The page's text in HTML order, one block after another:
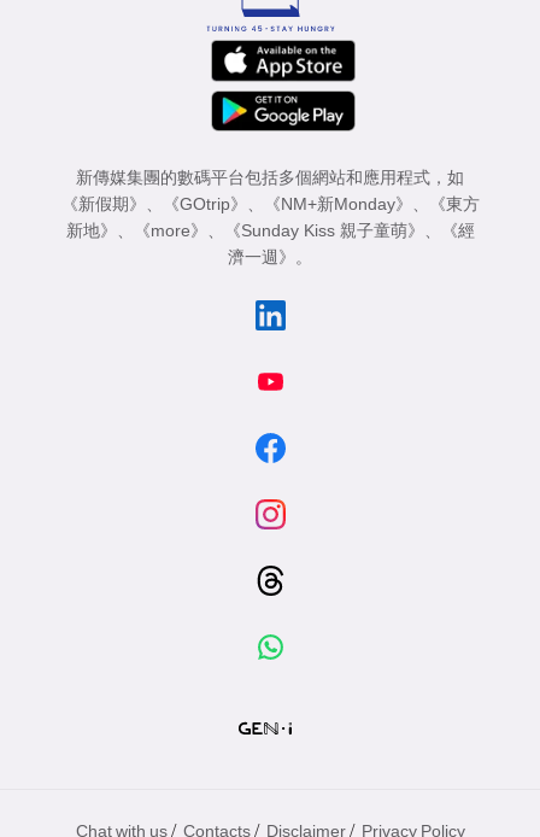
新傳媒集團的數碼平台包括多個網站和應用程式，如
《新假期》
《GOtrip》 《NM+新Monday》
《東方
新地》
《more》 《Sunday Kiss 親子童萌》
《經
濟一週》
。
Chat with us / Contacts / Disclaimer / Privacy Policy